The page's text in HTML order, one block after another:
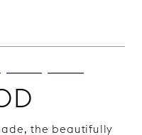
the beautifully